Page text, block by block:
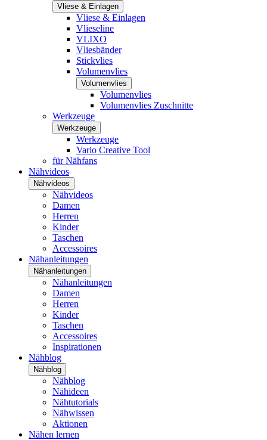
Vliese & Einlagen
Vliese & Einlagen
Vlieseline
VLIXO
Vliesbänder
Stickvlies
Volumenvlies
Volumenvlies
Volumenvlies
Volumenvlies Zuschnitte
Werkzeuge
Werkzeuge
Werkzeuge
Vario Creative Tool
für Nähfans
Nähvideos
Nähvideos
Nähvideos
Damen
Herren
Kinder
Taschen
Accessoires
Nähanleitungen
Nähanleitungen
Nähanleitungen
Damen
Herren
Kinder
Taschen
Accessoires
Inspirationen
Nähblog
Nähblog
Nähblog
Nähideen
Nähtutorials
Nähwissen
Aktionen
Nähen lernen